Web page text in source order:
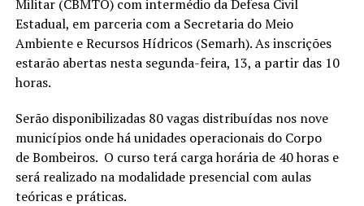
Militar (CBMTO) com intermédio da Defesa Civil
Estadual, em parceria com a Secretaria do Meio
Ambiente e Recursos Hídricos (Semarh). As inscrições
estarão abertas nesta segunda-feira, 13, a partir das 10
horas.
Serão disponibilizadas 80 vagas distribuídas nos nove
municípios onde há unidades operacionais do Corpo
de Bombeiros. O curso terá carga horária de 40 horas e
será realizado na modalidade presencial com aulas
teóricas e práticas.